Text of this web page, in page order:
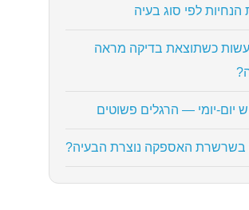
לפי סוג בעיה
כשתוצאת בדיקה מראה
יום-יומי — הרגלים פשוטים
בשרשרת האספקה נוצרת הבעיה?